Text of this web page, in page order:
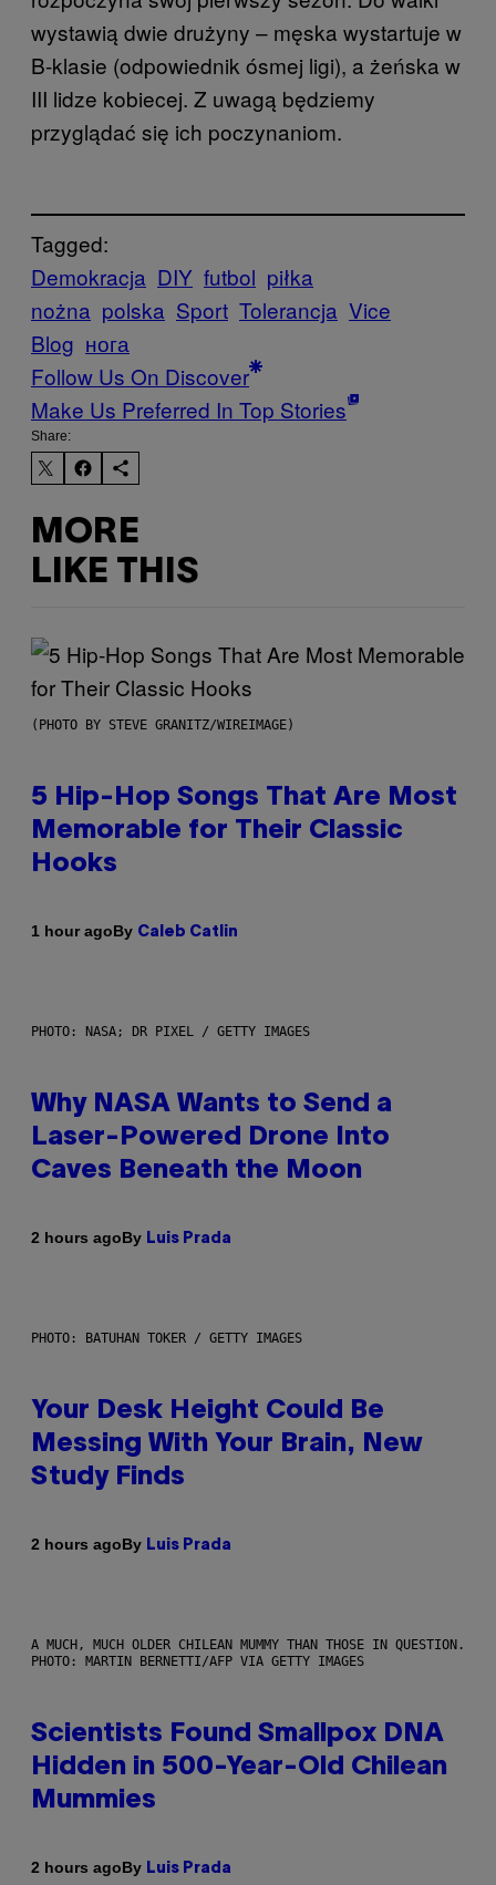
wystawią dwie drużyny – męska wystartuje w
B-klasie (odpowiednik ósmej ligi), a żeńska w
III lidze kobiecej. Z uwagą będziemy
przyglądać się ich poczynaniom.
Tagged:
Demokracja DIY futbol piłka
nożna polska Sport Tolerancja Vice
Blog нога
Follow Us On Discover
Make Us Preferred In Top Stories
Share:
MORE
LIKE THIS
(PHOTO BY STEVE GRANITZ/WIREIMAGE)
5 Hip-Hop Songs That Are Most
Memorable for Their Classic
Hooks
1 hour agoBy Caleb Catlin
PHOTO: NASA; DR PIXEL / GETTY IMAGES
Why NASA Wants to Send a
Laser-Powered Drone Into
Caves Beneath the Moon
2 hours agoBy Luis Prada
PHOTO: BATUHAN TOKER / GETTY IMAGES
Your Desk Height Could Be
Messing With Your Brain, New
Study Finds
2 hours agoBy Luis Prada
A MUCH, MUCH OLDER CHILEAN MUMMY THAN THOSE IN QUESTION.
PHOTO: MARTIN BERNETTI/AFP VIA GETTY IMAGES
Scientists Found Smallpox DNA
Hidden in 500-Year-Old Chilean
Mummies
2 hours agoBy Luis Prada